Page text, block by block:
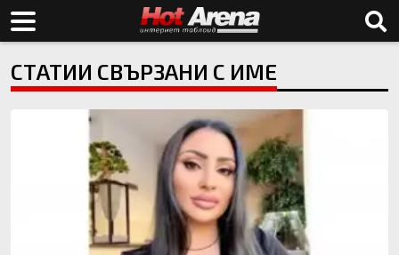
СТАТИИ СВЪРЗАНИ С ИМЕ